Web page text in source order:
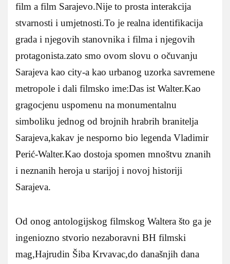
film a film Sarajevo.Nije to prosta interakcija
stvarnosti i umjetnosti.To je realna identifikacija
grada i njegovih stanovnika i filma i njegovih
protagonista.zato smo ovom slovu o očuvanju
Sarajeva kao city-a kao urbanog uzorka savremene
metropole i dali filmsko ime:Das ist Walter.Kao
gragocjenu uspomenu na monumentalnu
simboliku jednog od brojnih hrabrih branitelja
Sarajeva,kakav je nesporno bio legenda Vladimir
Perić-Walter.Kao dostoja spomen mnoštvu znanih
i neznanih heroja u starijoj i novoj historiji
Sarajeva.
Od onog antologijskog filmskog Waltera što ga je
ingeniozno stvorio nezaboravni BH filmski
mag,Hajrudin Šiba Krvavac,do današnjih dana